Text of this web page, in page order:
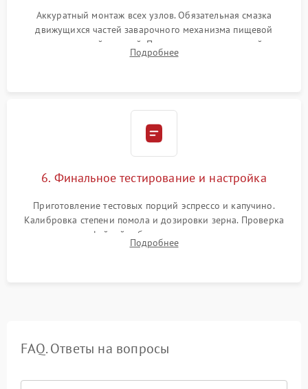
Аккуратный монтаж всех узлов. Обязательная смазка
движущихся частей заварочного механизма пищевой
силиконовой смазкой. Проведение программной
декальцинации и очистки системы от кофейных масел.
Подробнее
6. Финальное тестирование и настройка
Приготовление тестовых порций эспрессо и капучино.
Калибровка степени помола и дозировки зерна. Проверка
плотности кофейной таблетки, температуры напитка и
качества молочной пены. Контроль отсутствия посторонних
Подробнее
FAQ. Ответы на вопросы